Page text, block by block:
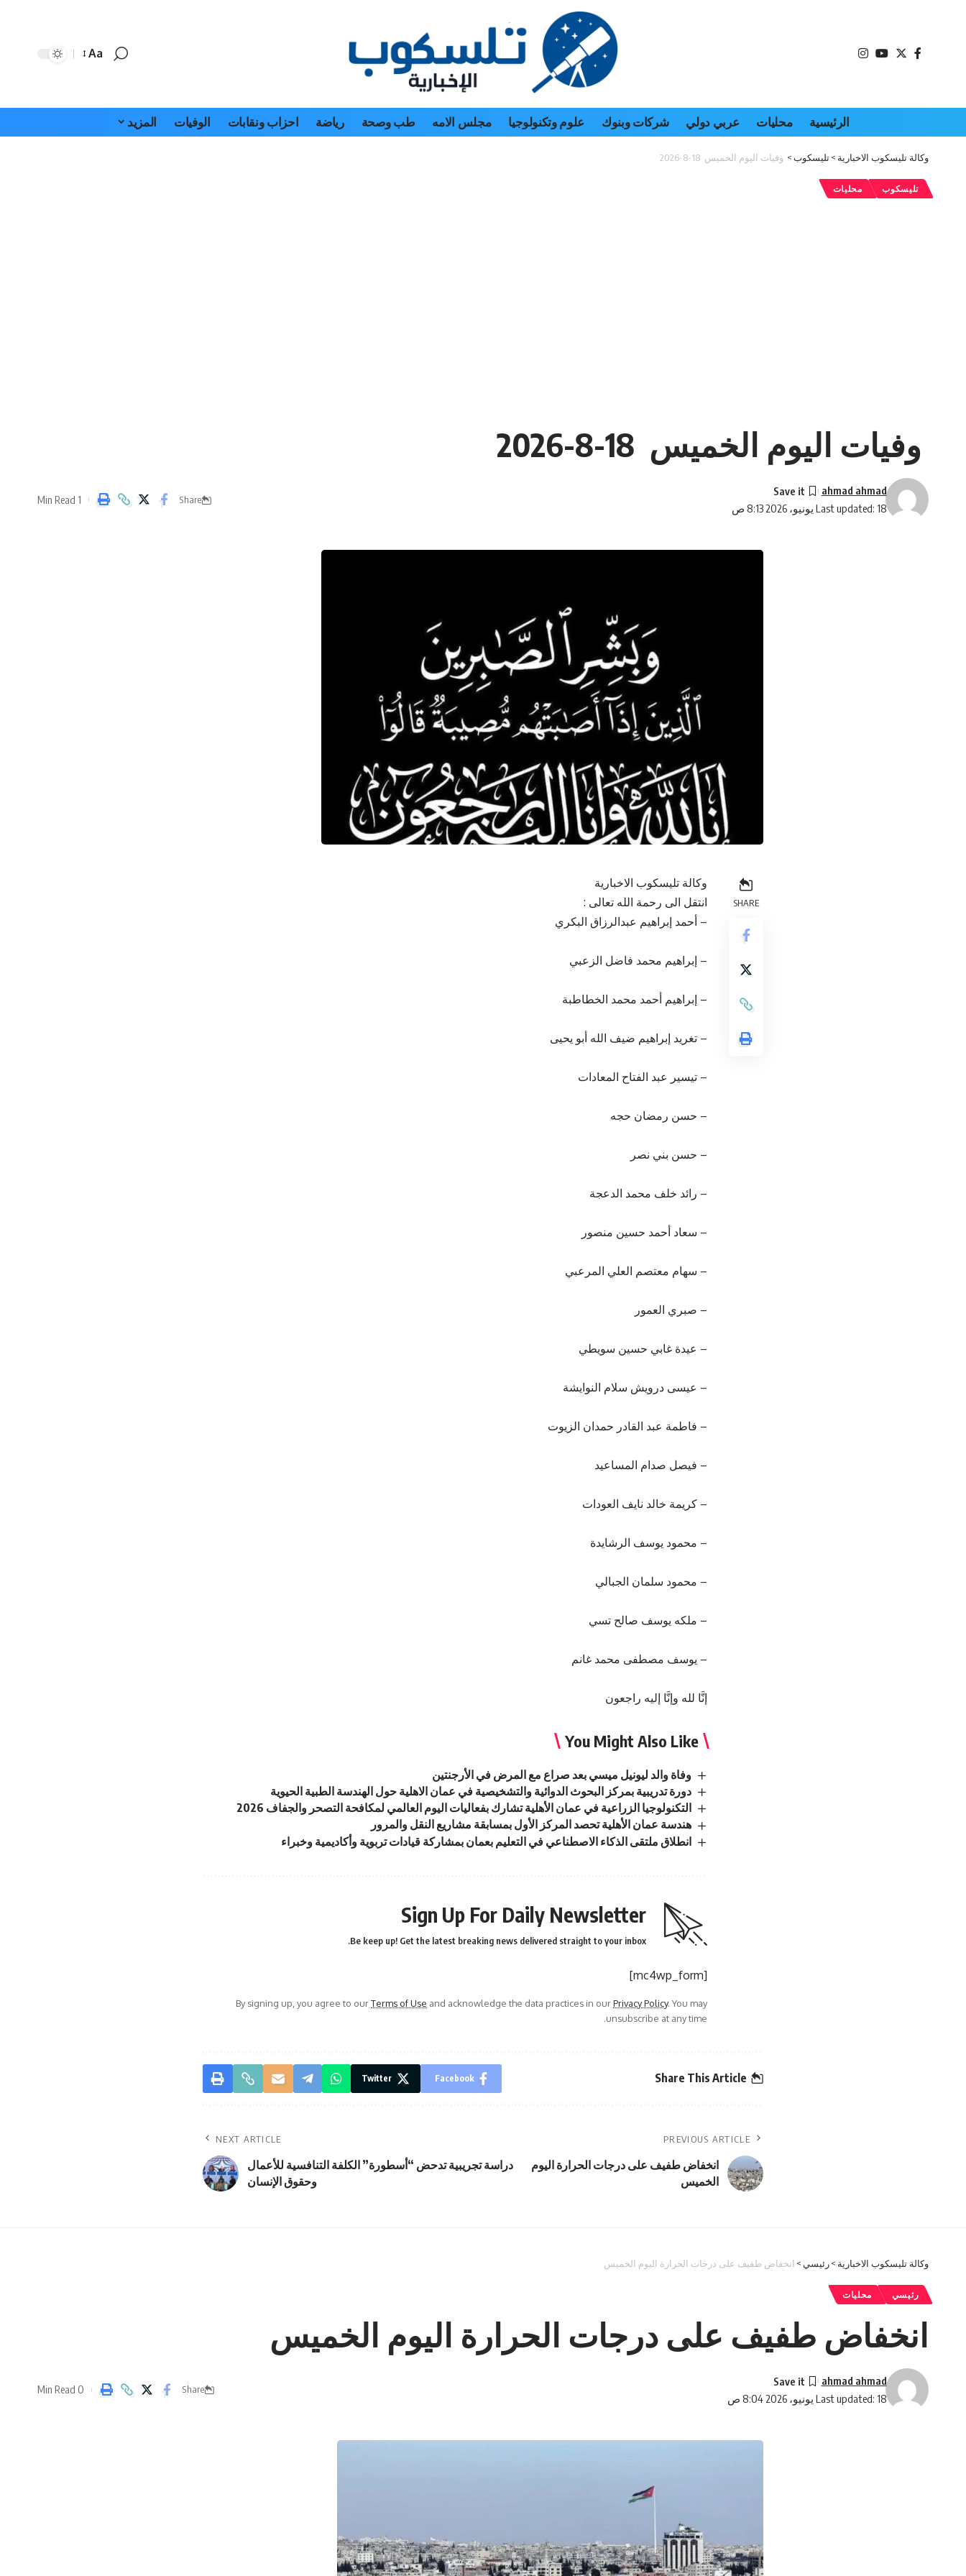
Font
Aa
الرئيسية محليات عربي دولي شركات وبنوك علوم وتكنولوجيا مجلس الامه طب وصحة رياضة احزاب ونقابات الوفيات المزيد
وكالة تليسكوب الاخبارية >تليسكوب> وفيات اليوم الخميس 18-8-2026
تليسكوب محليات
وفيات اليوم الخميس 18-8-2026
Last updated: 18 يونيو، 2026 8:13 ص
ahmad ahmad
Share
1 Min Read
SHARE
وكالة تليسكوب الاخبارية
انتقل الى رحمة الله تعالى :
– أحمد إبراهيم عبدالرزاق البكري
– إبراهيم محمد فاضل الزعبي
– إبراهيم أحمد محمد الخطاطبة
– تغريد إبراهيم ضيف الله أبو يحيى
– تيسير عبد الفتاح المعادات
– حسن رمضان حجه
– حسن بني نصر
– رائد خلف محمد الدعجة
– سعاد أحمد حسين منصور
– سهام معتصم العلي المرعبي
– صبري العمور
– عيدة غابي حسين سويطي
– عيسى درويش سلام النوايشة
– فاطمة عبد القادر حمدان الزيوت
– فيصل صدام المساعيد
– كريمة خالد نايف العودات
– محمود يوسف الرشايدة
– محمود سلمان الجبالي
– ملكه يوسف صالح تسي
– يوسف مصطفى محمد غانم
إنَّا لله وإنَّا إليه راجعون
You Might Also Like
وفاة والد ليونيل ميسي بعد صراع مع المرض في الأرجنتين
دورة تدريبية بمركز البحوث الدوائية والتشخيصية في عمان الاهلية حول الهندسة الطبية الحيوية
التكنولوجيا الزراعية في عمان الأهلية تشارك بفعاليات اليوم العالمي لمكافحة التصحر والجفاف 2026
هندسة عمان الأهلية تحصد المركز الأول بمسابقة مشاريع النقل والمرور
انطلاق ملتقى الذكاء الاصطناعي في التعليم بعمان بمشاركة قيادات تربوية وأكاديمية وخبراء
Sign Up For Daily Newsletter
Be keep up! Get the latest breaking news delivered straight to your inbox.
[mc4wp_form]
By signing up, you agree to ourTerms of Use and acknowledge the data practices in ourPrivacy Policy. You may
unsubscribe at any time.
Share This Article
Facebook
Twitter
PREVIOUS ARTICLE
انخفاض طفيف على درجات الحرارة اليوم
الخميس
NEXT ARTICLE
دراسة تجريبية تدحض “أسطورة” الكلفة التنافسية للأعمال
وحقوق الإنسان
وكالة تليسكوب الاخبارية >رئيسي > انخفاض طفيف على درجات الحرارة اليوم الخميس
رئيسي محليات
انخفاض طفيف على درجات الحرارة اليوم الخميس
Last updated: 18 يونيو، 2026 8:04 ص
ahmad ahmad
Share
0 Min Read